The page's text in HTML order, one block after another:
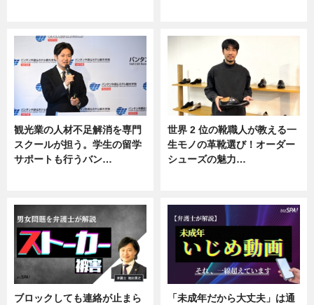
観光業の人材不足解消を専門
スクールが担う。学生の留学
サポートも行うバン…
世界 2 位の靴職人が教える一
生モノの革靴選び！オーダー
シューズの魅力…
ブロックしても連絡が止まら
「未成年だから大丈夫」は通